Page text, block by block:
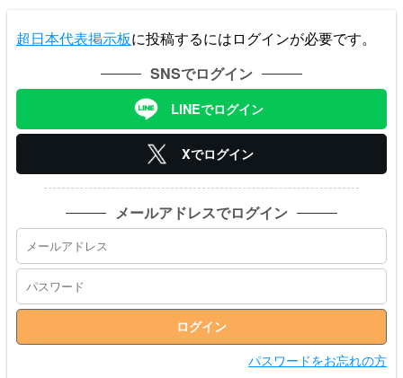
超日本代表掲示板に投稿するにはログインが必要です。
SNSでログイン
LINEでログイン
Xでログイン
メールアドレスでログイン
パスワードをお忘れの方